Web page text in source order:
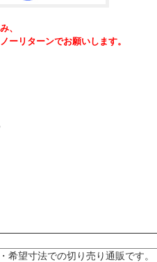
、
リターンでお願いします。
望寸法での切り売り通販です。